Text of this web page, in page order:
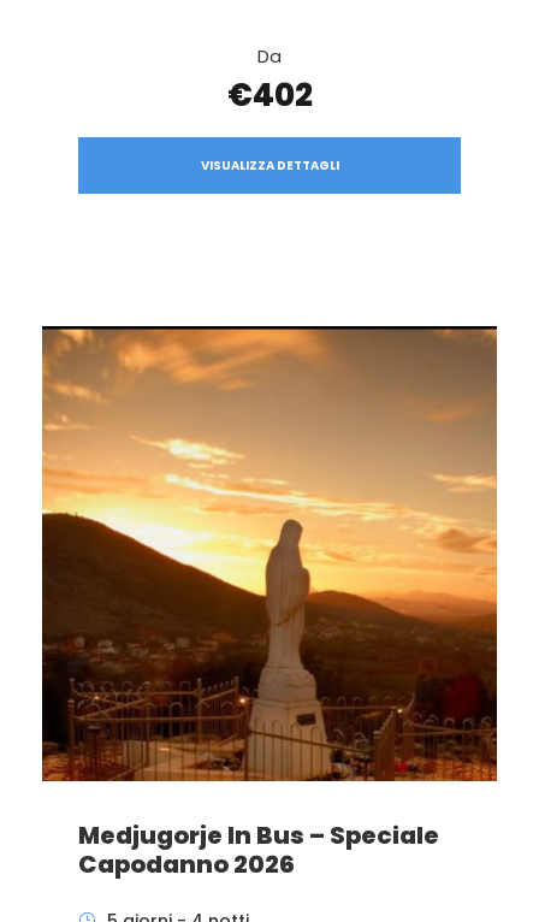
Da
€402
VISUALIZZA DETTAGLI
Medjugorje In Bus – Speciale
Capodanno 2026